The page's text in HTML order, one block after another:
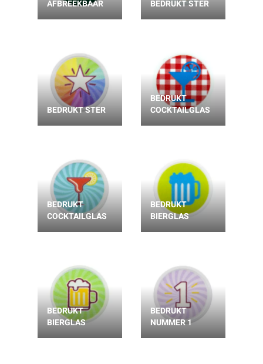
AFBREEKBAAR BEDRUKT STER
BEDRUKT STER
BEDRUKT
COCKTAILGLAS
BEDRUKT
COCKTAILGLAS
BEDRUKT
BIERGLAS
BEDRUKT
BIERGLAS
BEDRUKT
NUMMER 1